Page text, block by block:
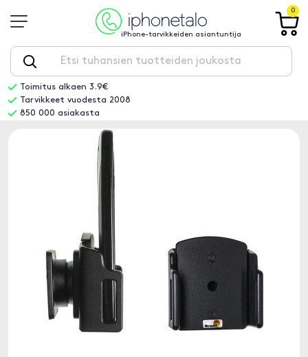
iPhone-tarvikkeiden asiantuntija
0
Toimitus alkaen 3.9€
Tarvikkeet vuodesta 2008
850 000 asiakasta